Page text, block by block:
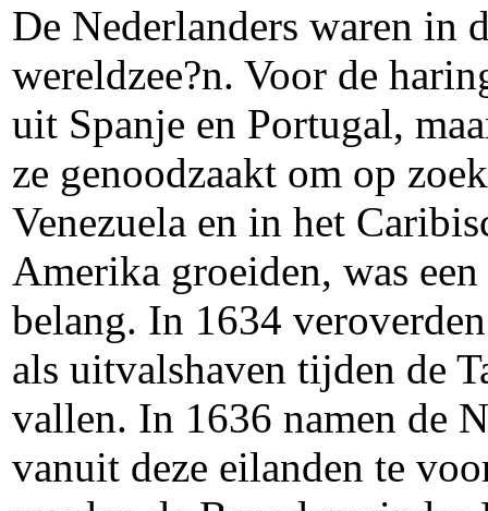
De Nederlanders waren in
wereldzee?n. Voor de
uit Spanje en Portugal,
ze genoodzaakt om op
Venezuela en in het
Amerika groeiden, was
belang. In 1634
als uitvalshaven tijden de
vallen. In 1636 namen de
vanuit deze eilanden te